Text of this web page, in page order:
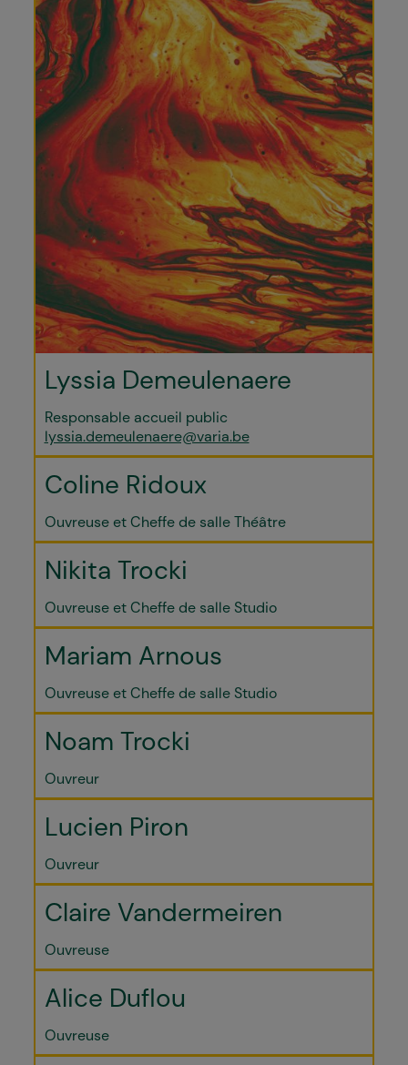
Lyssia Demeulenaere
Responsable accueil public
lyssia.demeulenaere@varia.be
Coline Ridoux
Ouvreuse et Cheffe de salle Théâtre
Nikita Trocki
Ouvreuse et Cheffe de salle Studio
Mariam Arnous
Ouvreuse et Cheffe de salle Studio
Noam Trocki
Ouvreur
Lucien Piron
Ouvreur
Claire Vandermeiren
Ouvreuse
Alice Duflou
Ouvreuse